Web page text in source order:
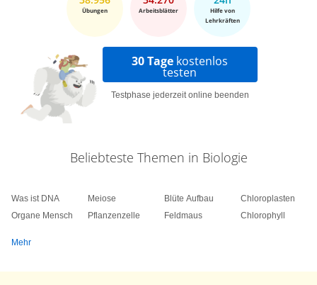
Übungen Arbeitsblätter
Hilfe von
Lehrkräften
30 Tage kostenlos
testen
Testphase jederzeit online beenden
Beliebteste Themen in Biologie
Was ist DNA
Organe Mensch
Meiose
Pflanzenzelle
Blüte Aufbau
Feldmaus
Chloroplasten
Chlorophyll
Mehr